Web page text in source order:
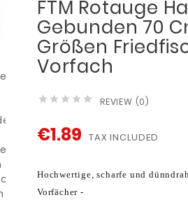
FTM Rotauge
Gebunden 70
Größen
Vorfach
     REVIEW (0)
€1.89 TAX INCLUDED
Hochwertige, scharfe und
Vorfächer -